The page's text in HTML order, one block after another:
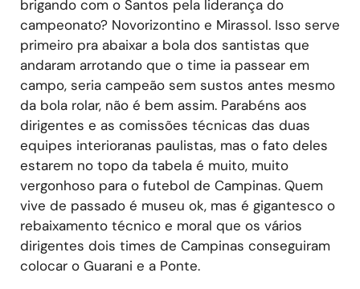
brigando com o Santos pela liderança do
campeonato? Novorizontino e Mirassol. Isso serve
primeiro pra abaixar a bola dos santistas que
andaram arrotando que o time ia passear em
campo, seria campeão sem sustos antes mesmo
da bola rolar, não é bem assim. Parabéns aos
dirigentes e as comissões técnicas das duas
equipes interioranas paulistas, mas o fato deles
estarem no topo da tabela é muito, muito
vergonhoso para o futebol de Campinas. Quem
vive de passado é museu ok, mas é gigantesco o
rebaixamento técnico e moral que os vários
dirigentes dois times de Campinas conseguiram
colocar o Guarani e a Ponte.